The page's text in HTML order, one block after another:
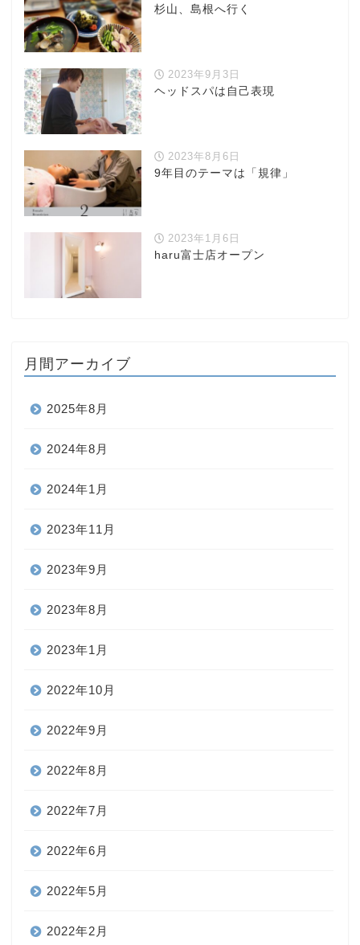
杉山、島根へ行く
2023年9月3日
ヘッドスパは自己表現
2023年8月6日
9年目のテーマは「規律」
2023年1月6日
haru富士店オープン
月間アーカイブ
2025年8月
2024年8月
2024年1月
2023年11月
2023年9月
2023年8月
2023年1月
2022年10月
2022年9月
2022年8月
2022年7月
2022年6月
2022年5月
2022年2月